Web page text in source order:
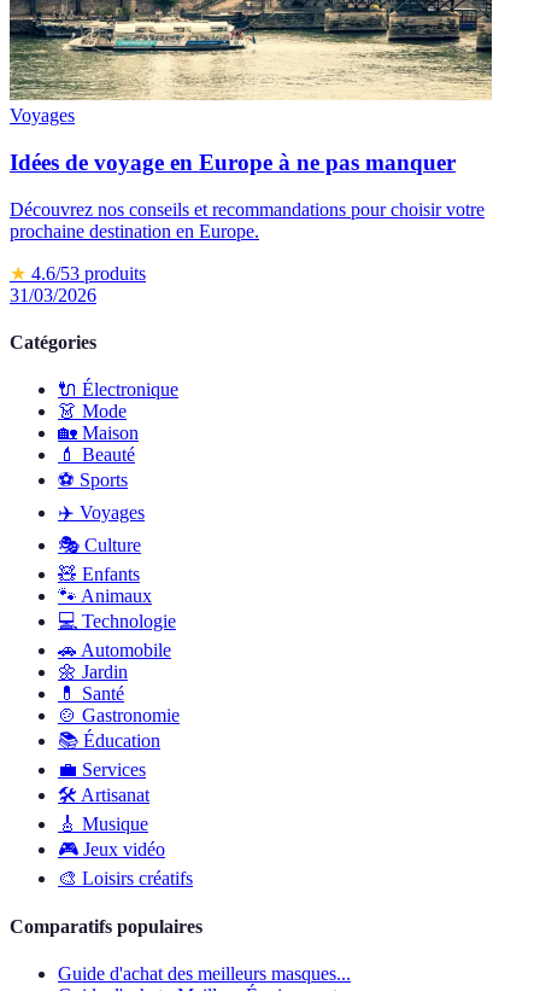
Voyages
Idées de voyage en Europe à ne pas manquer
Découvrez nos conseils et recommandations pour choisir votre
prochaine destination en Europe.
★ 4.6/53 produits
31/03/2026
Catégories
🔌 Électronique
👗 Mode
🏡 Maison
💄 Beauté
⚽️ Sports
✈️ Voyages
🎭 Culture
🧸 Enfants
🐾 Animaux
💻 Technologie
🚗 Automobile
🌼 Jardin
💊
Santé
🍲 Gastronomie
📚 Éducation
💼 Services
🛠 Artisanat
🎸 Musique
🎮 Jeux vidéo
🎨 Loisirs créatifs
Comparatifs populaires
Guide d'achat des meilleurs masques...